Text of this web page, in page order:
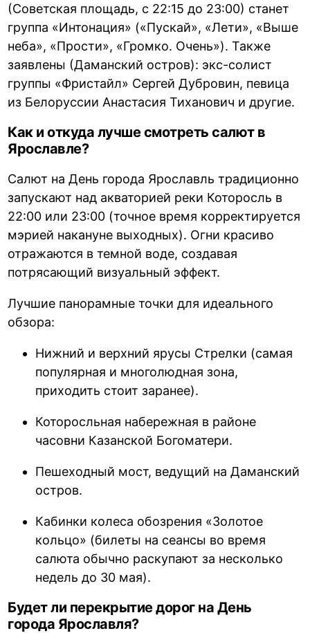
(Советская площадь, с 22:15 до 23:00) станет
группа «Интонация» («Пускай», «Лети», «Выше
неба», «Прости», «Громко. Очень»). Также
заявлены (Даманский остров): экс-солист
группы «Фристайл» Сергей Дубровин, певица
из Белоруссии Анастасия Тиханович и другие.
Как и откуда лучше смотреть салют в
Ярославле?
Салют на День города Ярославль традиционно
запускают над акваторией реки Которосль в
22:00 или 23:00 (точное время корректируется
мэрией накануне выходных). Огни красиво
отражаются в темной воде, создавая
потрясающий визуальный эффект.
Лучшие панорамные точки для идеального
обзора:
Нижний и верхний ярусы Стрелки (самая
популярная и многолюдная зона,
приходить стоит заранее).
Которосльная набережная в районе
часовни Казанской Богоматери.
Пешеходный мост, ведущий на Даманский
остров.
Кабинки колеса обозрения «Золотое
кольцо» (билеты на сеансы во время
салюта обычно раскупают за несколько
недель до 30 мая).
Будет ли перекрытие дорог на День
города Ярославля?